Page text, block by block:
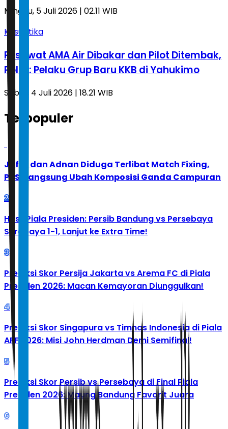
Minggu, 5 Juli 2026 | 02.11 WIB
Kasuistika
Pesawat AMA Air Dibakar dan Pilot Ditembak,
Polisi: Pelaku Grup Baru KKB di Yahukimo
Sabtu, 4 Juli 2026 | 18.21 WIB
Terpopuler
Jafar dan Adnan Diduga Terlibat Match Fixing,
PBSI Langsung Ubah Komposisi Ganda Campuran
2
Hasil Piala Presiden: Persib Bandung vs Persebaya
Surabaya 1-1, Lanjut ke Extra Time!
3
Prediksi Skor Persija Jakarta vs Arema FC di Piala
Presiden 2026: Macan Kemayoran Diunggulkan!
4
Prediksi Skor Singapura vs Timnas Indonesia di Piala
AFF 2026: Misi John Herdman Demi Semifinal!
5
Prediksi Skor Persib vs Persebaya di Final Piala
Presiden 2026: Maung Bandung Favorit Juara
6